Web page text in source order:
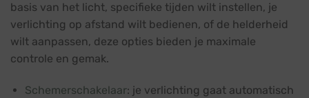
basis van het licht, specifieke tijden wilt instellen, je
verlichting op afstand wilt bedienen, of de helderheid
wilt aanpassen, deze opties bieden je maximale
controle en gemak.
Schemerschakelaar: je verlichting gaat automatisch